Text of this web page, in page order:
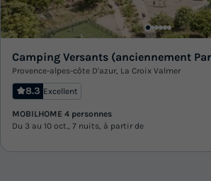
Provence-alpes-côte D'azur, La Croix Valmer
8.3 Excellent
MOBILHOME 4 personnes
Du 3 au 10 oct., 7 nuits, à partir de